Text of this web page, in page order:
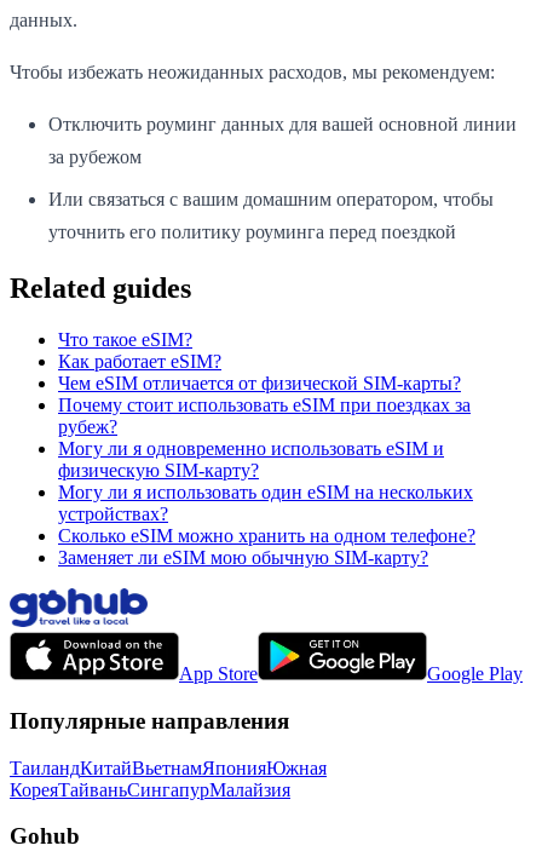
данных.
Чтобы избежать неожиданных расходов, мы рекомендуем:
Отключить роуминг данных для вашей основной линии
за рубежом
Или связаться с вашим домашним оператором, чтобы
уточнить его политику роуминга перед поездкой
Related guides
Что такое eSIM?
Как работает eSIM?
Чем eSIM отличается от физической SIM-карты?
Почему стоит использовать eSIM при поездках за
рубеж?
Могу ли я одновременно использовать eSIM и
физическую SIM-карту?
Могу ли я использовать один eSIM на нескольких
устройствах?
Сколько eSIM можно хранить на одном телефоне?
Заменяет ли eSIM мою обычную SIM-карту?
App Store Google Play
Популярные направления
ТаиландКитайВьетнамЯпонияЮжная
КореяТайваньСингапурМалайзия
Gohub